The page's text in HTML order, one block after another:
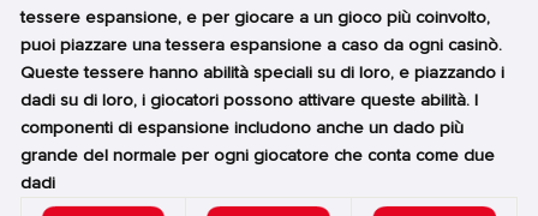
tessere espansione, e per giocare a un gioco più coinvolto,
puoi piazzare una tessera espansione a caso da ogni casinò.
Queste tessere hanno abilità speciali su di loro, e piazzando i
dadi su di loro, i giocatori possono attivare queste abilità. I
componenti di espansione includono anche un dado più
grande del normale per ogni giocatore che conta come due
dadi